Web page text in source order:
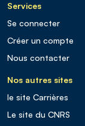
Services
Se connecter
Créer un compte
Nous contacter
Nos autres sites
le site Carrières
Le site du CNRS